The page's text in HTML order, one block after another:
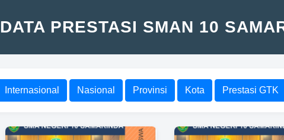
DATA PRESTASI SMAN 10
Internasional Nasional Provinsi Kota Prestasi GTK